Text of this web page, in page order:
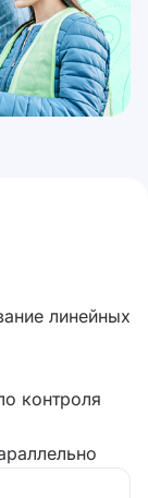
линейных
контроля